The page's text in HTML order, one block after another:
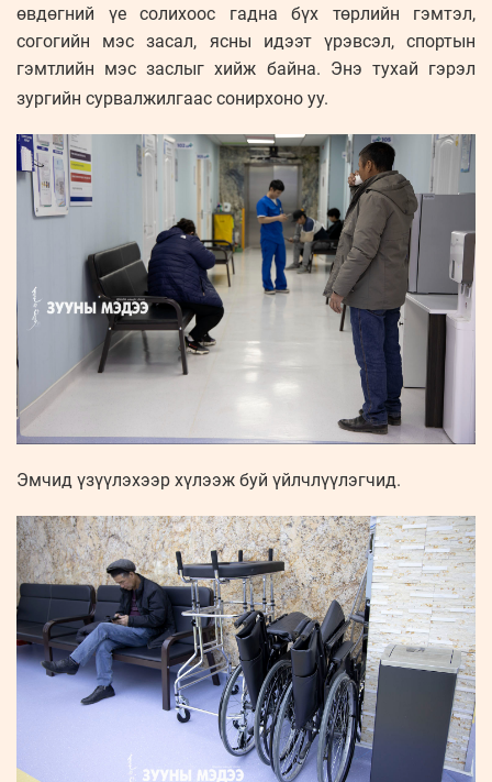
өвдөгний үе солихоос гадна бүх төрлийн гэмтэл,
согогийн мэс засал, ясны идээт үрэвсэл, спортын
гэмтлийн мэс заслыг хийж байна. Энэ тухай гэрэл
зургийн сурвалжилгаас сонирхоно уу.
Эмчид үзүүлэхээр хүлээж буй үйлчлүүлэгчид.